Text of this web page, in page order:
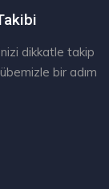
dikkatle takip
bir adım